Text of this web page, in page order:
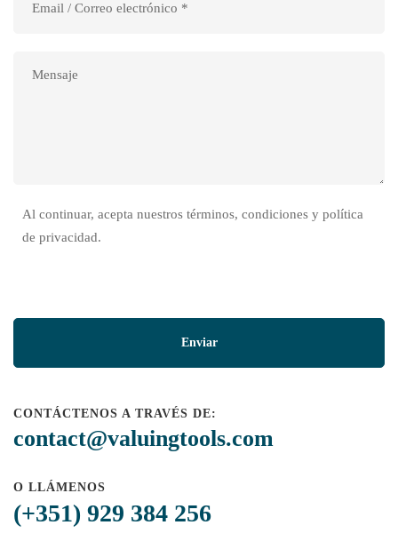
Al continuar, acepta nuestros términos, condiciones y política
de privacidad.
CONTÁCTENOS A TRAVÉS DE:
contact@valuingtools.com
O LLÁMENOS
(+351) 929 384 256